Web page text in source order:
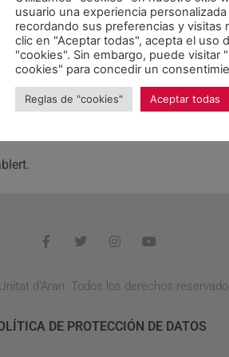
motiu de al reintroducció de l´ós.
en aquesta votació, ha
no va sol·licitar aquesta
estat així aquesta compareixença
què el Síndic reclami una celeritat
un ple extraordinari al Conselh
d'Aran. Todos los derechos
DE PROTECCIÓN DE DATOS
usuario una experiencia
recordando sus preferencias y visitas
clic en "Aceptar todas", acepta el uso
"cookies". Sin embargo, puede visitar
cookies" para concedir un
Reglas de "cookies" Aceptar todas